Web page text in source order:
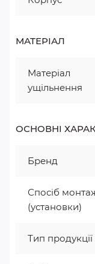
МАТЕРІАЛ
Матеріал
ущільнення
ОСНОВНІ
Бренд
Спосіб
(установки)
Тип продукції